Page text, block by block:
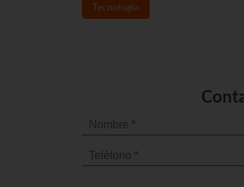
Tecnología